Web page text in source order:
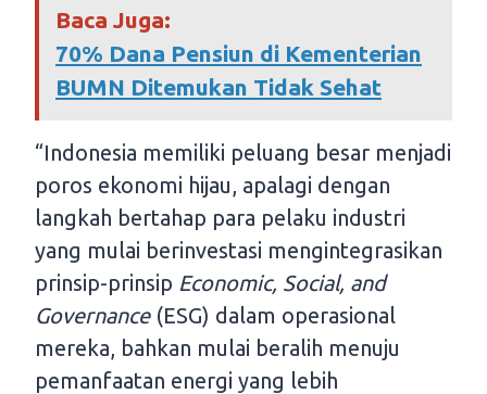
Baca Juga:
70% Dana Pensiun di Kementerian
BUMN Ditemukan Tidak Sehat
“Indonesia memiliki peluang besar menjadi
poros ekonomi hijau, apalagi dengan
langkah bertahap para pelaku industri
yang mulai berinvestasi mengintegrasikan
prinsip-prinsip Economic, Social, and
Governance(ESG) dalam operasional
mereka, bahkan mulai beralih menuju
pemanfaatan energi yang lebih